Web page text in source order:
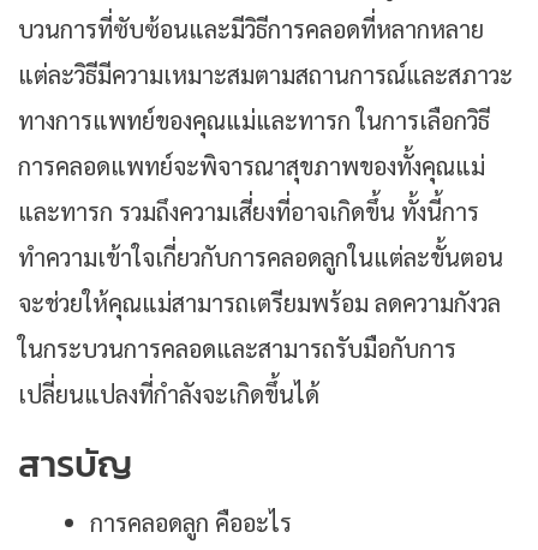
บวนการที่ซับซ้อนและมีวิธีการคลอดที่หลากหลาย
แต่ละวิธีมีความเหมาะสมตามสถานการณ์และสภาวะ
ทางการแพทย์ของคุณแม่และทารก ในการเลือกวิธี
การคลอดแพทย์จะพิจารณาสุขภาพของทั้งคุณแม่
และทารก รวมถึงความเสี่ยงที่อาจเกิดขึ้น ทั้งนี้การ
ทำความเข้าใจเกี่ยวกับการคลอดลูกในแต่ละขั้นตอน
จะช่วยให้คุณแม่สามารถเตรียมพร้อม ลดความกังวล
ในกระบวนการคลอดและสามารถรับมือกับการ
เปลี่ยนแปลงที่กำลังจะเกิดขึ้นได้
สารบัญ
การคลอดลูก คืออะไร